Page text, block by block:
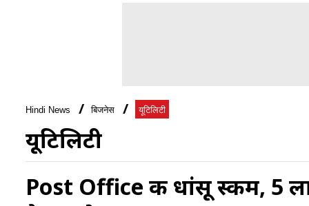
Hindi News बिजनेस यूटिलिटी
यूटिलिटी
Post Office की धांसू स्कीम,